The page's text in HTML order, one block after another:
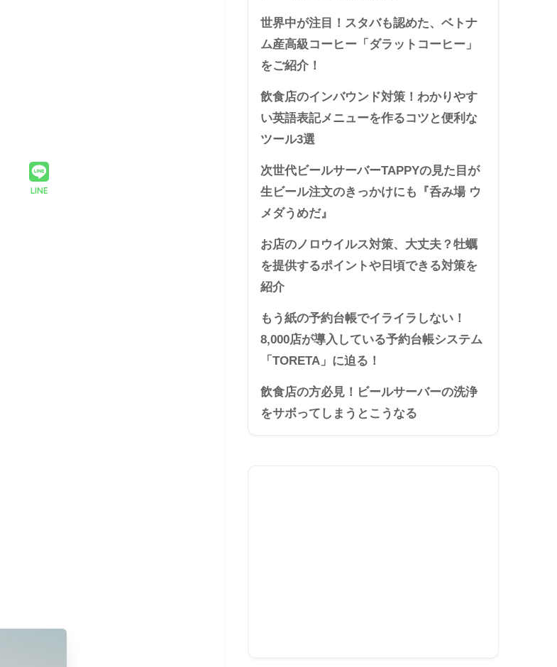
LINE
世界中が注目！スタバも認めた、ベトナ
ム産高級コーヒー「ダラットコーヒー」
をご紹介！
飲食店のインバウンド対策！わかりやす
い英語表記メニューを作るコツと便利な
ツール3選
次世代ビールサーバーTAPPYの見た目が
生ビール注文のきっかけにも『呑み場 ウ
メダうめだ』
お店のノロウイルス対策、大丈夫？牡蠣
を提供するポイントや日頃できる対策を
紹介
もう紙の予約台帳でイライラしない！
8,000店が導入している予約台帳システム
「TORETA」に迫る！
飲食店の方必見！ビールサーバーの洗浄
をサボってしまうとこうなる